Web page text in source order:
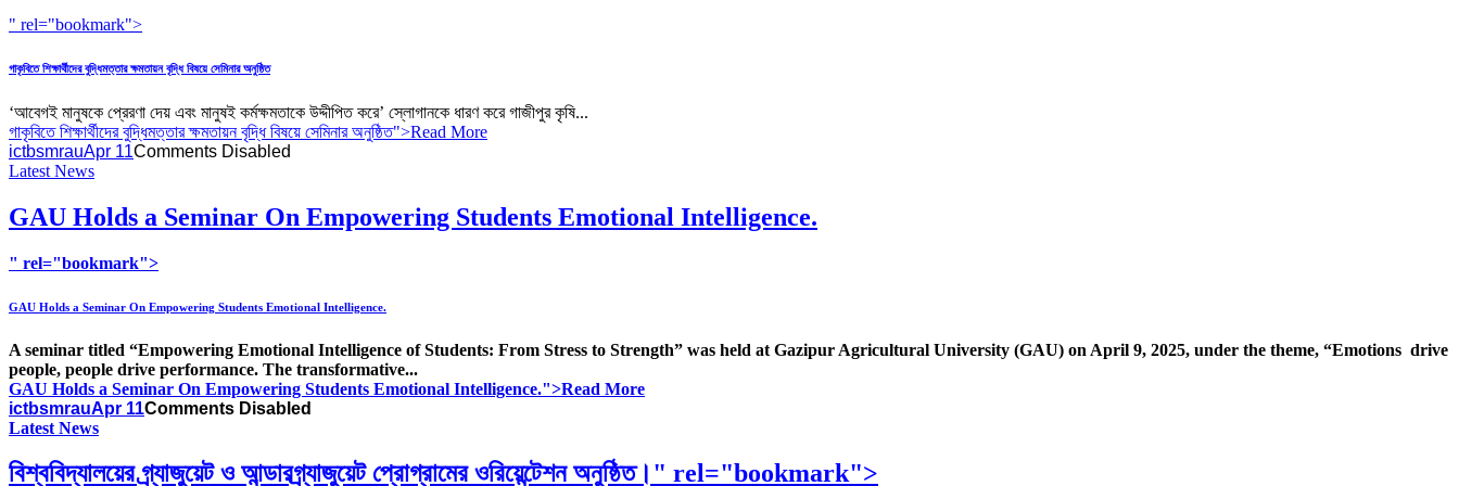
" rel="bookmark">
গাকৃবিতে শিক্ষার্থীদের বুদ্ধিমত্তার ক্ষমতায়ন বৃদ্ধি বিষয়ে সেমিনার অনুষ্ঠিত
‘আবেগই মানুষকে প্রেরণা দেয় এবং মানুষই কর্মক্ষমতাকে উদ্দীপিত করে’ স্লোগানকে ধারণ করে গাজীপুর কৃষি...
গাকৃবিতে শিক্ষার্থীদের বুদ্ধিমত্তার ক্ষমতায়ন বৃদ্ধি বিষয়ে সেমিনার অনুষ্ঠিত">Read More
ictbsmrauApr 11Comments Disabled
Latest News
GAU Holds a Seminar On Empowering Students Emotional Intelligence.
" rel="bookmark">
GAU Holds a Seminar On Empowering Students Emotional Intelligence.
A seminar titled “Empowering Emotional Intelligence of Students: From Stress to Strength” was held at Gazipur Agricultural University (GAU) on April 9, 2025, under the theme, “Emotions drive
people, people drive performance. The transformative...
GAU Holds a Seminar On Empowering Students Emotional Intelligence.">Read More
ictbsmrauApr 11Comments Disabled
Latest News
বিশ্ববিদ্যালয়ের গ্র্যাজুয়েট ও আন্ডারগ্র্যাজুয়েট প্রোগ্রামের ওরিয়েন্টেশন অনুষ্ঠিত।" rel="bookmark">